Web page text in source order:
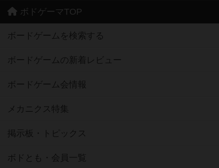
ボドゲーマTOP
ボードゲームを検索する
ボードゲームの新着レビュー
ボードゲーム会情報
メカニクス特集
掲示板・トピックス
ボドとも・会員一覧